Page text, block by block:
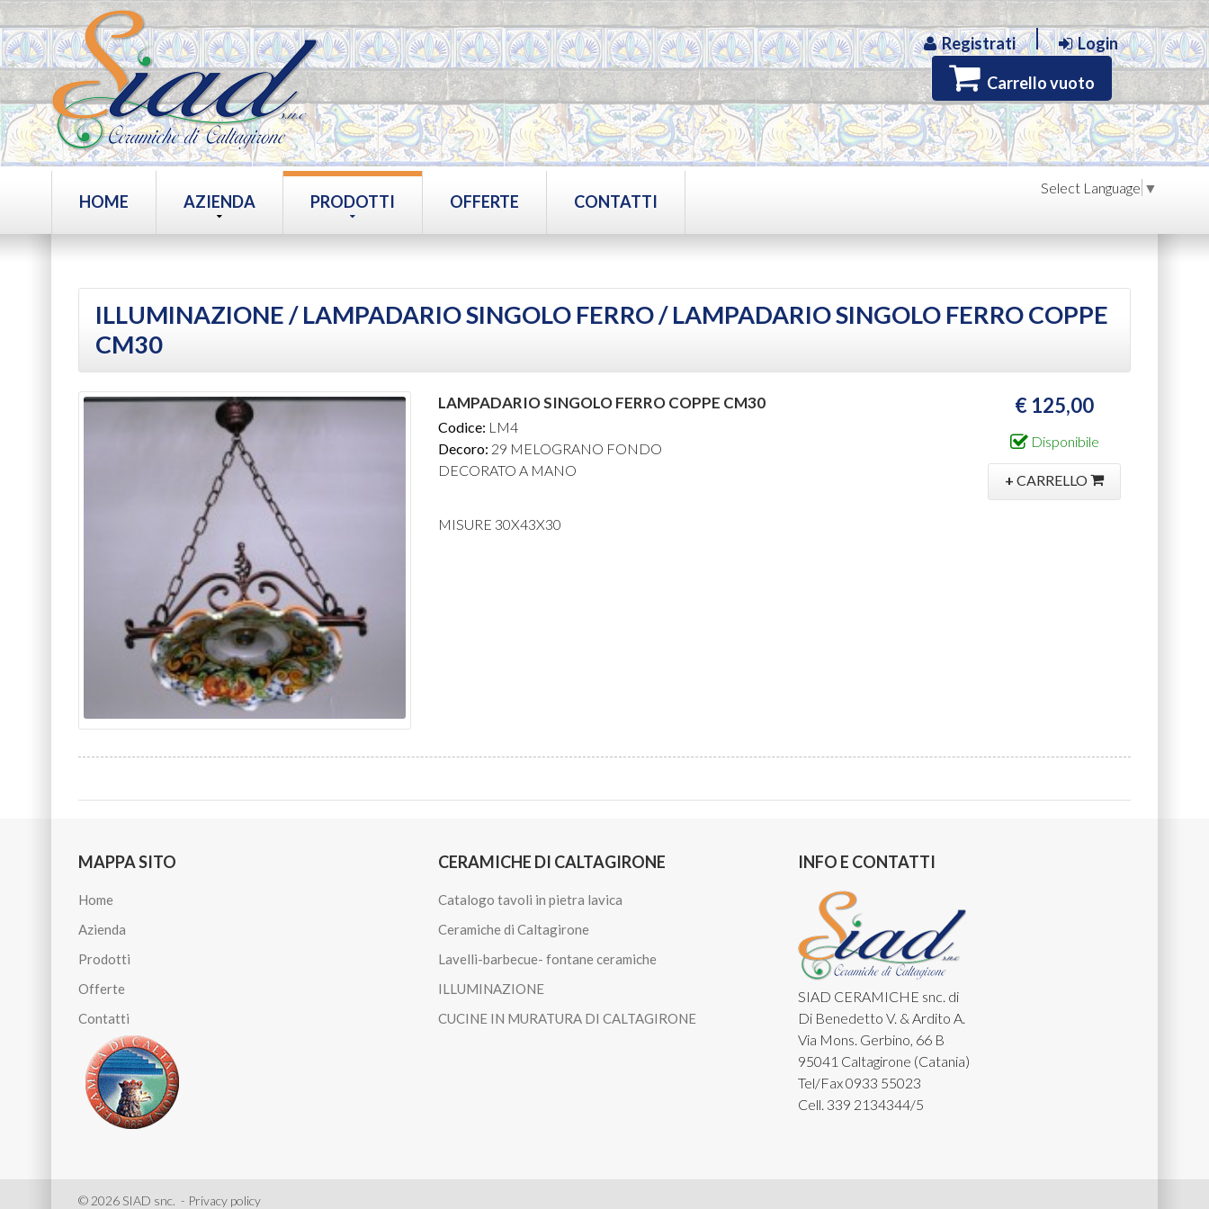
Registrati
Login
Carrello vuoto
HOME AZIENDA PRODOTTI OFFERTE CONTATTI
Select Language ▼
ILLUMINAZIONE/ LAMPADARIO SINGOLO FERRO / LAMPADARIO SINGOLO FERRO COPPE
CM30
LAMPADARIO SINGOLO FERRO COPPE CM30
Codice: LM4
Decoro: 29 MELOGRANO FONDO
DECORATO A MANO
MISURE 30X43X30
€ 125,00
Disponibile
+ CARRELLO
MAPPA SITO
Home
Azienda
Prodotti
Offerte
Contatti
CERAMICHE DI CALTAGIRONE
Catalogo tavoli in pietra lavica
Ceramiche di Caltagirone
Lavelli-barbecue- fontane ceramiche
ILLUMINAZIONE
CUCINE IN MURATURA DI CALTAGIRONE
INFO E CONTATTI
SIAD CERAMICHE snc. di
Di Benedetto V. & Ardito A.
Via Mons. Gerbino, 66 B
95041 Caltagirone (Catania)
Tel/Fax 0933 55023
Cell. 339 2134344/5
© 2026 SIAD snc. - Privacy policy